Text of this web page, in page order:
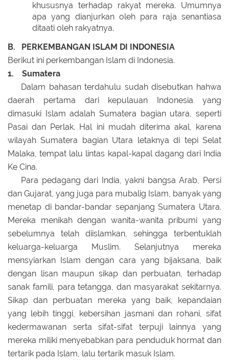
khususnya terhadap rakyat mereka. Umumnya
apa yang dianjurkan oleh para raja senantiasa
ditaati oleh rakyatnya.
B. PERKEMBANGAN ISLAM DI INDONESIA
Berikut ini perkembangan Islam di Indonesia.
1. Sumatera
Dalam bahasan terdahulu sudah disebutkan hahwa
daerah pertama dari kepulauan Indonesia yang
dimasuki Islam adalah Sumatera bagian utara, seperti
Pasai dan Perlak. Hal ini mudah diterima akal, karena
wilayah Sumatera bagian Utara letaknya di tepi Selat
Malaka, tempat lalu lintas kapal-kapal dagang dari India
Ke Cina.
Para pedagang dari India, yakni bangsa Arab, Persi
dan Gujarat, yang juga para mubalig Islam, banyak yang
menetap di bandar-bandar sepanjang Sumatera Utara.
Mereka menikah dengan wanita-wanita pribumi yang
sebelumnya telah diislamkan, sehingga terbentuklah
keluarga-keluarga Muslim. Selanjutnya mereka
mensyiarkan Islam dengan cara yang bijaksana, baik
dengan lisan maupun sikap dan perbuatan, terhadap
sanak famili, para tetangga, dan masyarakat sekitarnya.
Sikap dan perbuatan mereka yang baik, kepandaian
yang lebih tinggi, kebersihan jasmani dan rohani, sifat
kedermawanan serta sifat-sifat terpuji lainnya yang
mereka miliki menyebabkan para penduduk hormat dan
tertarik pada Islam, lalu tertarik masuk Islam.